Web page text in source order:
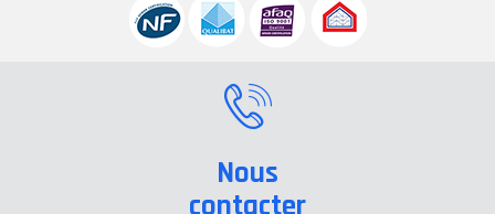
Nous
contacter